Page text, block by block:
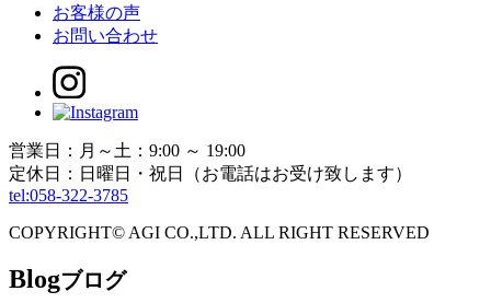
お客様の声
お問い合わせ
営業日：月～土：9:00 ～ 19:00
定休日：日曜日・祝日（お電話はお受け致します）
tel:058-322-3785
COPYRIGHT© AGI CO.,LTD. ALL RIGHT RESERVED
Blogブログ